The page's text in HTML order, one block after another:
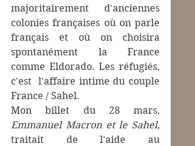
majoritairement d'anciennes
colonies françaises où on parle
français et où on choisira
spontanément la France
comme Eldorado. Les réfugiés,
c'est  l'affaire intime du couple
France / Sahel.
Emmanuel Macron et le Sahel,
traitait de l'aide au